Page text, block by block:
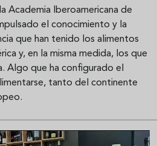
Academia Iberoamericana de
el conocimiento y la
que han tenido los alimentos
y, en la misma medida, los que
Algo que ha configurado el
tanto del continente